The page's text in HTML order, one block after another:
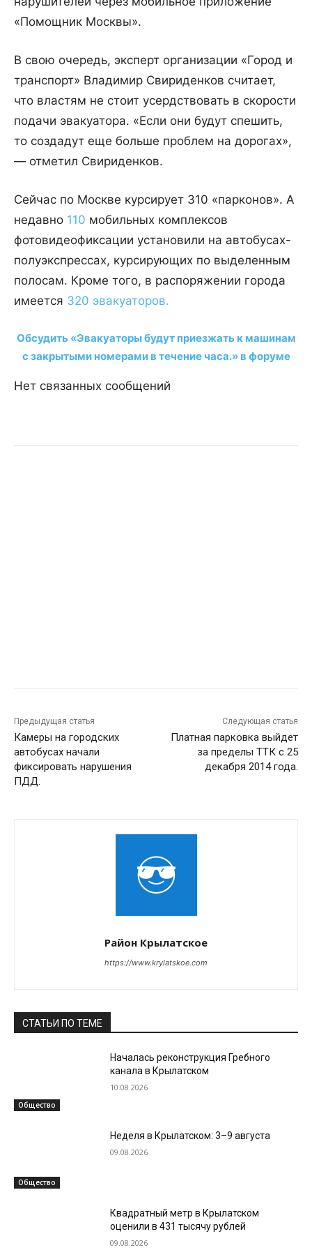
«Помощник Москвы».
В свою очередь, эксперт организации «Город и
транспорт» Владимир Свириденков считает,
что властям не стоит усердствовать в скорости
подачи эвакуатора. «Если они будут спешить,
то создадут еще больше проблем на дорогах»,
— отметил Свириденков.
Сейчас по Москве курсирует 310 «парконов». А
недавно 110 мобильных комплексов
фотовидеофиксации установили на автобусах-
полуэкспрессах, курсирующих по выделенным
полосам. Кроме того, в распоряжении города
имеется 320 эвакуаторов.
Обсудить «Эвакуаторы будут приезжать к машинам
с закрытыми номерами в течение часа.» в форуме
Нет связанных сообщений
Предыдущая статья
Камеры на городских
автобусах начали
фиксировать нарушения
ПДД.
Следующая статья
Платная парковка выйдет
за пределы ТТК с 25
декабря 2014 года.
Район Крылатское
https://www.krylatskoe.com
СТАТЬИ ПО ТЕМЕ
Общество
Началась реконструкция Гребного
канала в Крылатском
10.08.2026
Общество
Неделя в Крылатском: 3–9 августа
09.08.2026
Квадратный метр в Крылатском
оценили в 431 тысячу рублей
09.08.2026